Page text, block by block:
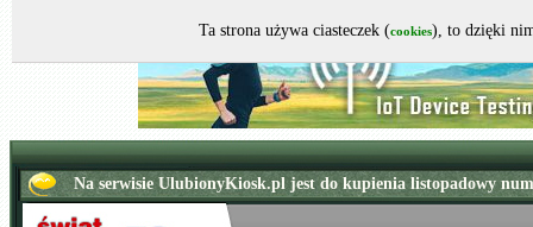
Ta strona używa ciasteczek (cookies), to dzięki